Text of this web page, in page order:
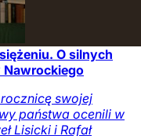
O silnych
Nawrockiego
swojej
państwa ocenili w
Lisicki i Rafał